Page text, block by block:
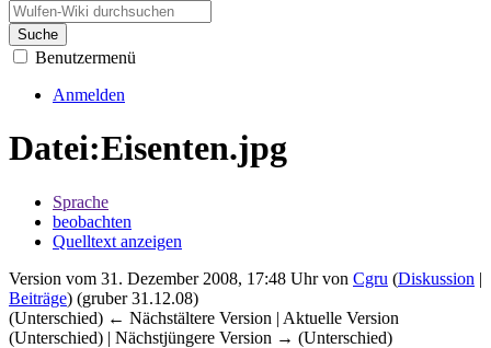
Suche
Benutzermenü
Anmelden
Datei:Eisenten.jpg
Sprache
beobachten
Quelltext anzeigen
Version vom 31. Dezember 2008, 17:48 Uhr von Cgru (Diskussion |
Beiträge) (gruber 31.12.08)
(Unterschied) ← Nächstältere Version | Aktuelle Version
(Unterschied) | Nächstjüngere Version → (Unterschied)